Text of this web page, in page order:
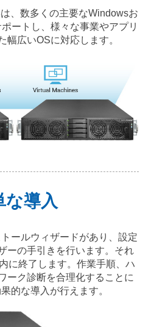
、数多くの主要なWindowsお
ートし、様々な事業やアプリ
幅広いOSに対応します。
な導入
ールウィザードがあり、設定
ーの手引きを行います。それ
に終了します。作業手順、ハ
ーク診断を合理化することに
的な導入が行えます。